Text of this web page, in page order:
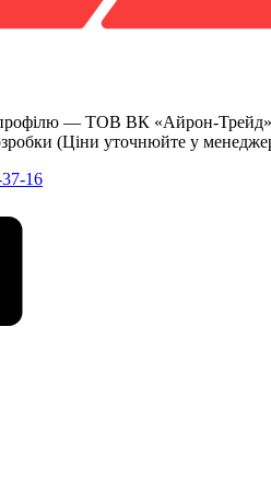
— ТОВ ВК «Айрон-Трейд»
(Ціни уточнюйте у
16